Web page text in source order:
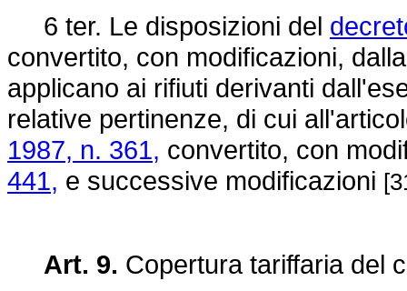
6 ter. Le disposizioni del
convertito, con modificazioni,
applicano ai rifiuti derivanti
relative pertinenze, di cui
1987, n. 361, convertito, con
441, e successive modificazioni
Art. 9. Copertura tariffaria del